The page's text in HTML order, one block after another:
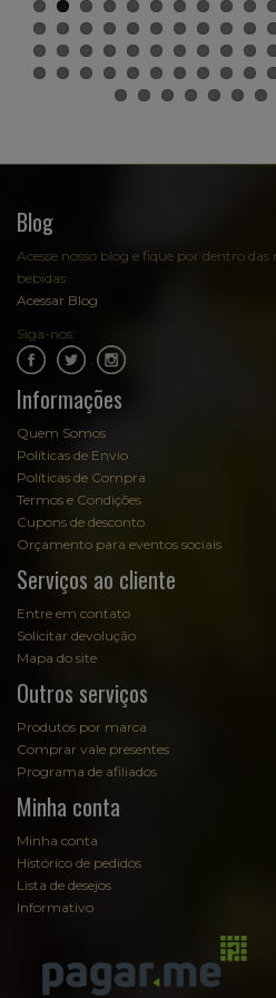
Blog
Acesse nosso blog e fique por dentro
bebidas:
Acessar Blog
Siga-nos:
Informações
Quem Somos
Políticas de Envio
Políticas de Compra
Termos e Condições
Cupons de desconto
Orçamento para eventos sociais
Serviços ao cliente
Entre em contato
Solicitar devolução
Mapa do site
Outros serviços
Produtos por marca
Comprar vale presentes
Programa de afiliados
Minha conta
Minha conta
Histórico de pedidos
Lista de desejos
Informativo